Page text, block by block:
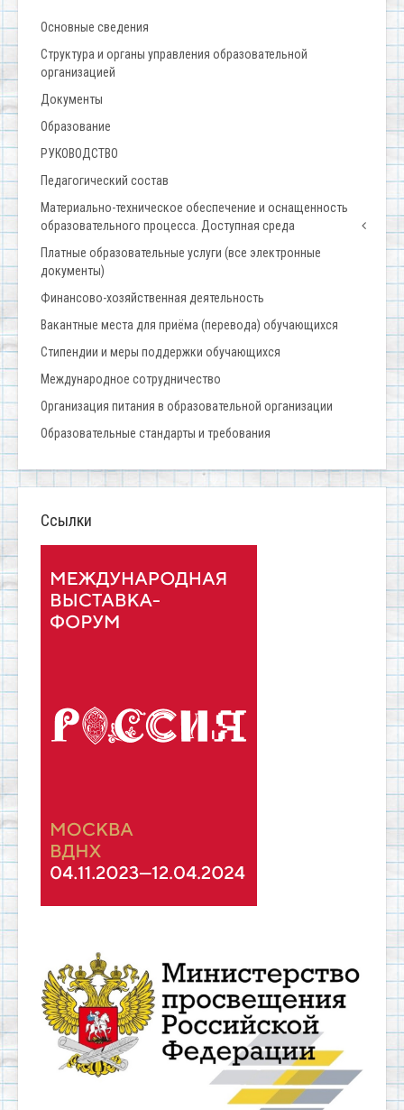
Основные сведения
Структура и органы управления образовательной
организацией
Документы
Образование
РУКОВОДСТВО
Педагогический состав
Материально-техническое обеспечение и оснащенность
образовательного процесса. Доступная среда
Платные образовательные услуги (все электронные
документы)
Финансово-хозяйственная деятельность
Вакантные места для приёма (перевода) обучающихся
Стипендии и меры поддержки обучающихся
Международное сотрудничество
Организация питания в образовательной организации
Образовательные стандарты и требования
Ссылки